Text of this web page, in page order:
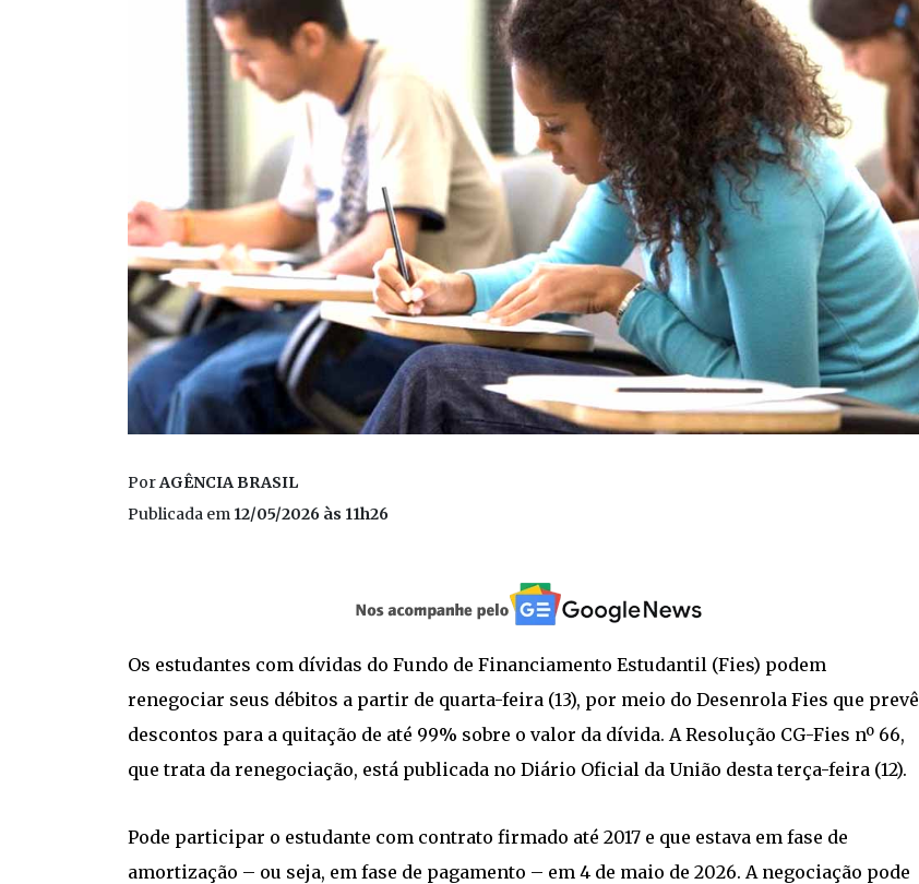
PorAGÊNCIA BRASIL
Publicada em 12/05/2026 às 11h26
Os estudantes com dívidas do Fundo de Financiamento Estudantil (Fies) podem
renegociar seus débitos a partir de quarta-feira (13), por meio do Desenrola Fies que prevê
descontos para a quitação de até 99% sobre o valor da dívida. A Resolução CG-Fies nº 66,
que trata da renegociação, está publicada no Diário Oficial da União desta terça-feira (12).
Pode participar o estudante com contrato firmado até 2017 e que estava em fase de
amortização – ou seja, em fase de pagamento – em 4 de maio de 2026. A negociação pode